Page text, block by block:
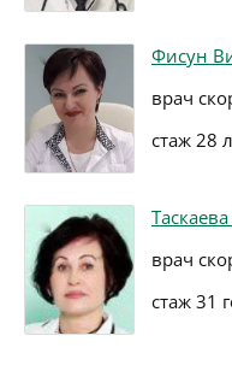
Фисун
врач
стаж 28
врач
стаж 31